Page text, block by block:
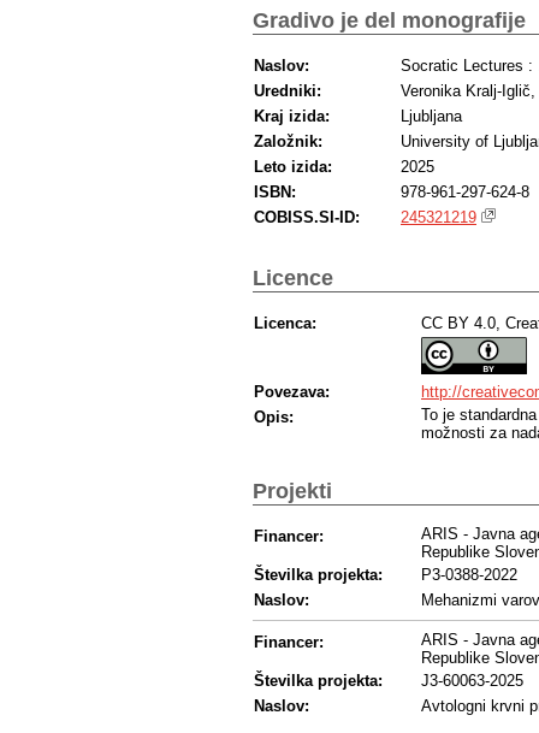
Gradivo je del monografije
Naslov:
Socratic Lectures :
Uredniki:
Veronika Kralj-
Kraj izida:
Ljubljana
Založnik:
University of
Leto izida:
2025
ISBN:
978-961-297-624-8
COBISS.SI-ID:
245321219
Licence
Licenca: CC BY 4.0,
Povezava:
http://
Opis:
To je
možnosti za
Projekti
Financer:
ARIS - Javna
Republike
Številka projekta:
P3-0388-2022
Naslov:
Mehanizmi
Financer:
ARIS - Javna
Republike
Številka projekta:
J3-60063-2025
Naslov:
Avtologni krvni